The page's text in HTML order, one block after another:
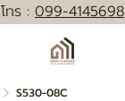
โทร : 099-4145698
S530-08C